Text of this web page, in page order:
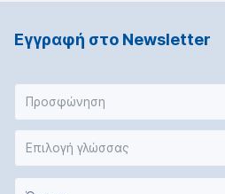
Εγγραφή στο Νewsletter
Προσφώνηση
Επιλογή γλώσσας